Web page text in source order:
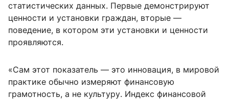
статистических данных. Первые демонстрируют
ценности и установки граждан, вторые —
поведение, в котором эти установки и ценности
проявляются.
«Сам этот показатель — это инновация, в мировой
практике обычно измеряют финансовую
грамотность, а не культуру. Индекс финансовой